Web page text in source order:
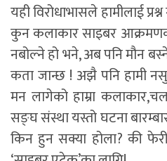
यही विरोधाभासले हामीलाई
कुन कलाकार साइबर
नबोल्ने हो भने, अब पनि मौन
कता जान्छ ! अझै पनि हामी
मन लागेको हाम्रा
सङ्घ संस्था यस्तो घटना
किन हुन सक्या होला? की